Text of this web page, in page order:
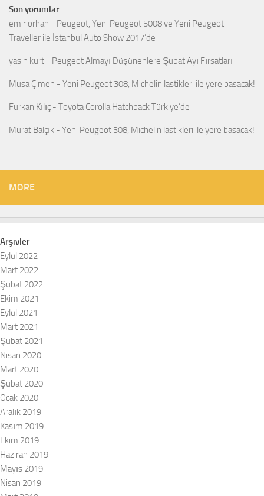
Son yorumlar
emir orhan - Peugeot, Yeni Peugeot 5008 ve Yeni Peugeot
Traveller ile İstanbul Auto Show 2017’de
yasin kurt - Peugeot Almayı Düşünenlere Şubat Ayı Fırsatları
Musa Çimen - Yeni Peugeot 308, Michelin lastikleri ile yere basacak!
Furkan Kılıç - Toyota Corolla Hatchback Türkiye’de
Murat Balçık - Yeni Peugeot 308, Michelin lastikleri ile yere basacak!
MORE
Arşivler
Eylül 2022
Mart 2022
Şubat 2022
Ekim 2021
Eylül 2021
Mart 2021
Şubat 2021
Nisan 2020
Mart 2020
Şubat 2020
Ocak 2020
Aralık 2019
Kasım 2019
Ekim 2019
Haziran 2019
Mayıs 2019
Nisan 2019